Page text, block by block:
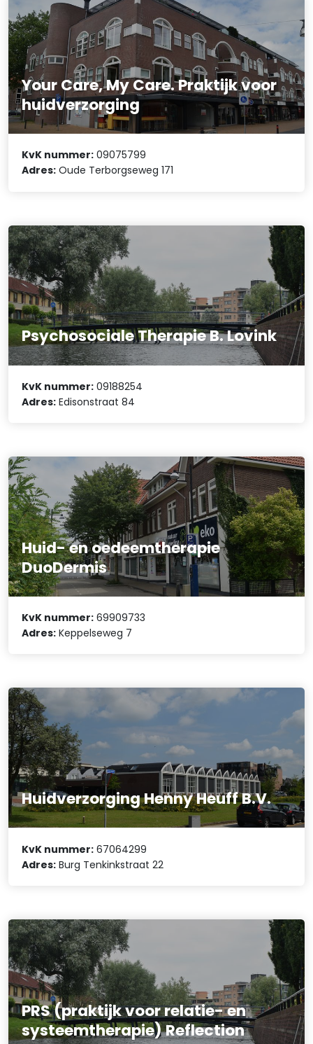
Your Care, My Care. Praktijk voor
huidverzorging
KvK nummer: 09075799
Adres: Oude Terborgseweg 171
Psychosociale Therapie B. Lovink
KvK nummer: 09188254
Adres: Edisonstraat 84
Huid- en oedeemtherapie
DuoDermis
KvK nummer: 69909733
Adres: Keppelseweg 7
Huidverzorging Henny Heuff B.V.
KvK nummer: 67064299
Adres: Burg Tenkinkstraat 22
PRS (praktijk voor relatie- en
systeemtherapie) Reflection